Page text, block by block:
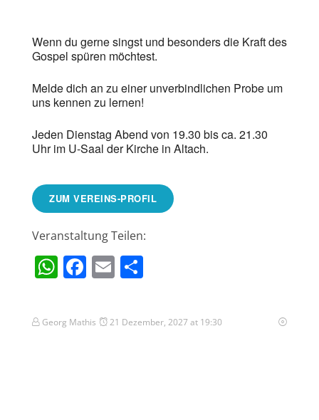
Wenn du gerne singst und besonders die Kraft des
Gospel spüren möchtest.
Melde dich an zu einer unverbindlichen Probe um
uns kennen zu lernen!
Jeden Dienstag Abend von 19.30 bis ca. 21.30
Uhr im U-Saal der Kirche in Altach.
ZUM VEREINS-PROFIL
Veranstaltung Teilen:
WhatsApp
Facebook
Email
Georg Mathis 21 Dezember, 2027 at 19:30